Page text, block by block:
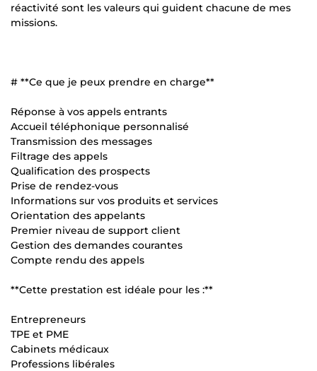
réactivité sont les valeurs qui guident chacune de mes
missions.
# **Ce que je peux prendre en charge**
Réponse à vos appels entrants
Accueil téléphonique personnalisé
Transmission des messages
Filtrage des appels
Qualification des prospects
Prise de rendez-vous
Informations sur vos produits et services
Orientation des appelants
Premier niveau de support client
Gestion des demandes courantes
Compte rendu des appels
**Cette prestation est idéale pour les :**
Entrepreneurs
TPE et PME
Cabinets médicaux
Professions libérales